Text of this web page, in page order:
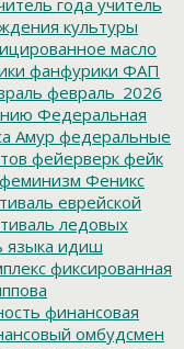
культуры
масло
фанфурики ФАП
февраль_2026
Федеральная
Амур федеральные
фейерверк фейк
феминизм Феникс
еврейской
ледовых
языка идиш
фиксированная
финансовая
омбудсмен